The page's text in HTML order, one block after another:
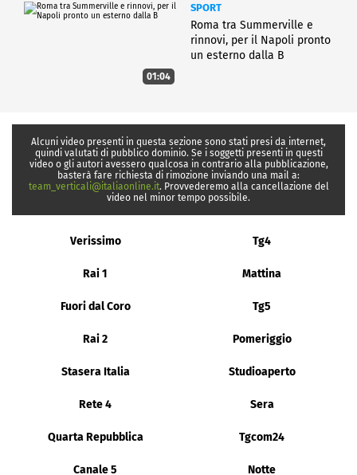
01:04
SPORT
Roma tra Summerville e
rinnovi, per il Napoli pronto
un esterno dalla B
Alcuni video presenti in questa sezione sono stati presi da internet,
quindi valutati di pubblico dominio. Se i soggetti presenti in questi
video o gli autori avessero qualcosa in contrario alla pubblicazione,
basterà fare richiesta di rimozione inviando una mail a:
team_verticali@italiaonline.it. Provvederemo alla cancellazione del
video nel minor tempo possibile.
Verissimo Tg4
Rai 1 Mattina
Fuori dal Coro Tg5
Rai 2 Pomeriggio
Stasera Italia Studioaperto
Rete 4 Sera
Quarta Repubblica Tgcom24
Canale 5 Notte